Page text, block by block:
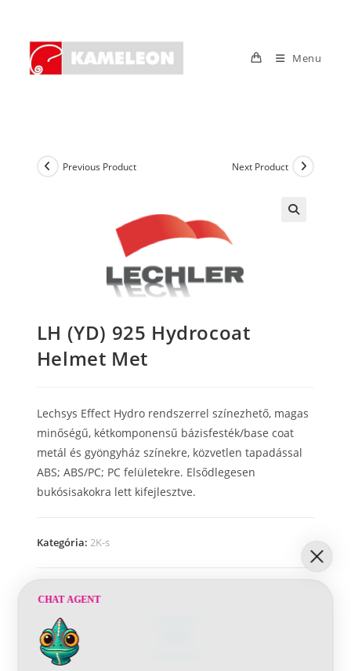
content
Menu
Previous Product Next Product
LH (YD) 925 Hydrocoat
Helmet Met
Lechsys Effect Hydro rendszerrel színezhető, magas
minőségű, kétkomponensű bázisfesték/base coat
metál és gyöngyház színekre, közvetlen tapadással
ABS; ABS/PC; PC felületekre. Elsődlegesen
bukósisakokra lett kifejlesztve.
Kategória: 2K-s
CHAT AGENT